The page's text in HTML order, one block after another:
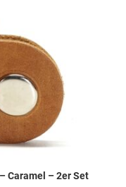
Caramel – 2er Set